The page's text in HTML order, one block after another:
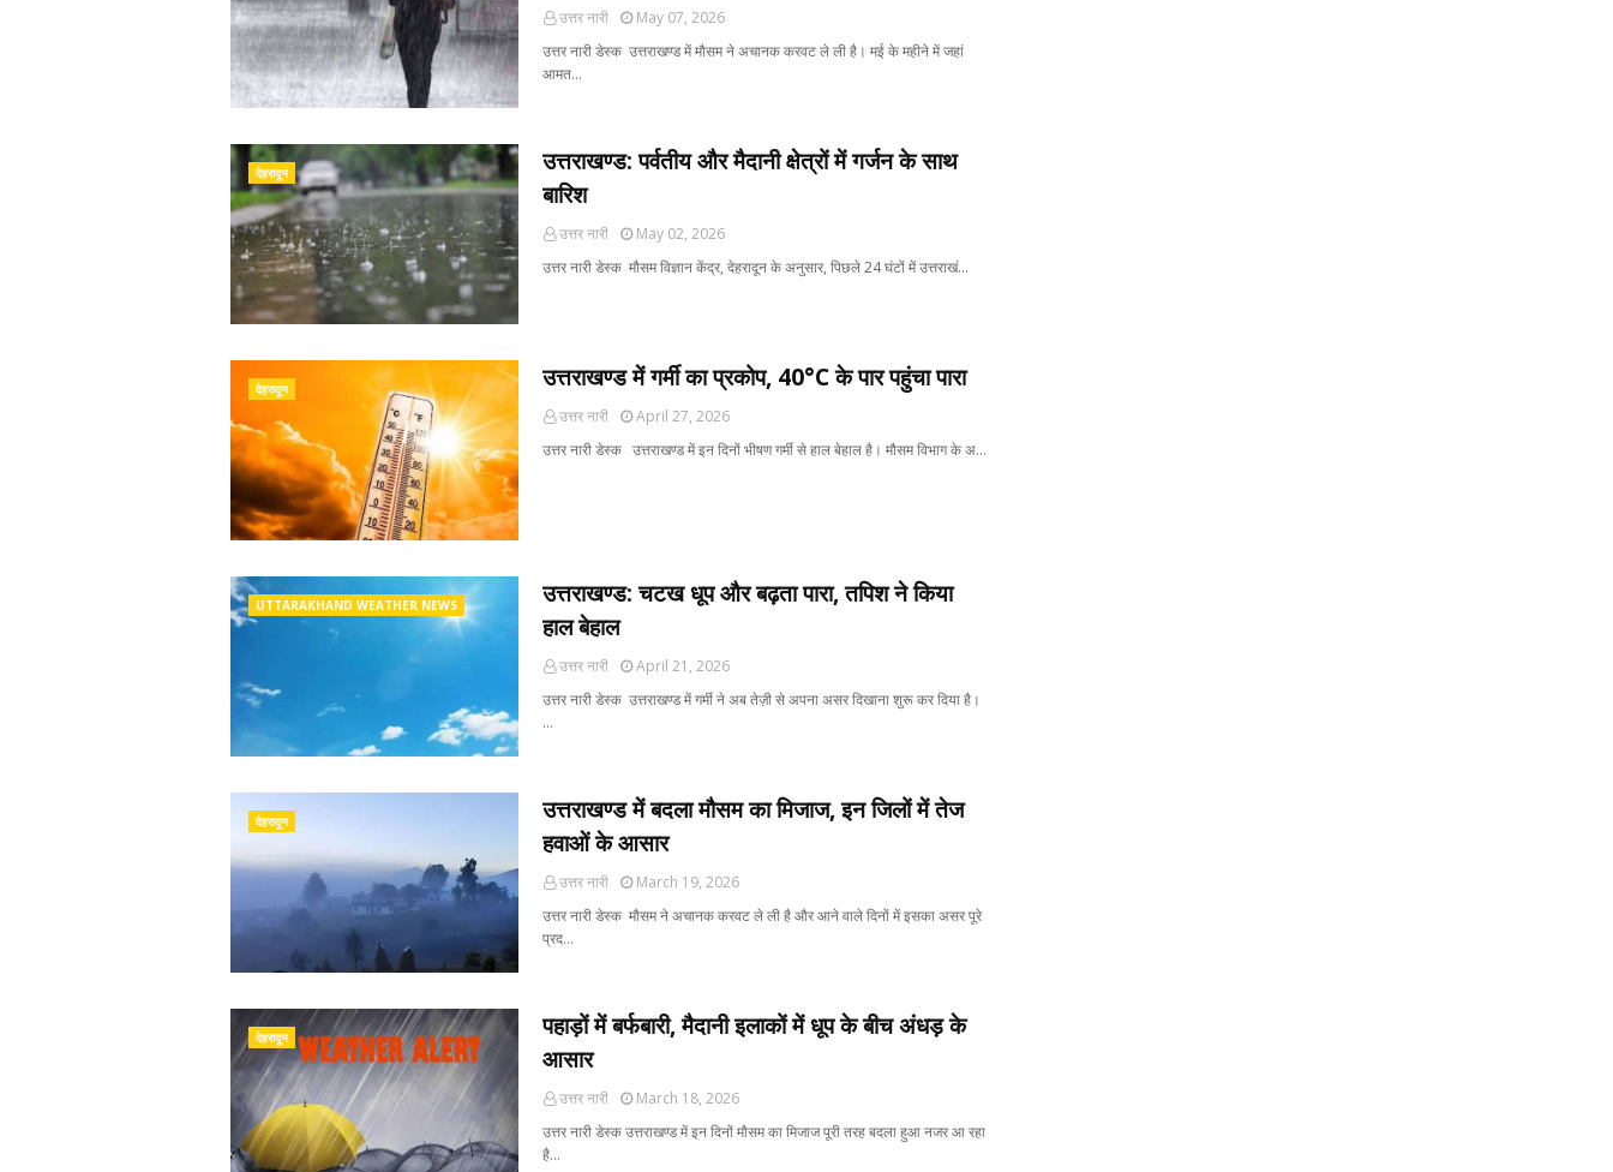
उत्तर नारी
May 07, 2026
उत्तर नारी डेस्क उत्तराखण्ड में मौसम ने अचानक करवट ले ली है। मई के महीने में जहां
आमत…
देहरादून
उत्तराखण्ड: पर्वतीय और मैदानी क्षेत्रों में गर्जन के साथ
बारिश
उत्तर नारी
May 02, 2026
उत्तर नारी डेस्क मौसम विज्ञान केंद्र, देहरादून के अनुसार, पिछले 24 घंटों में उत्तराखं…
देहरादून उत्तराखण्ड में गर्मी का प्रकोप, 40°C के पार पहुंचा पारा
उत्तर नारी
April 27, 2026
उत्तर नारी डेस्क उत्तराखण्ड में इन दिनों भीषण गर्मी से हाल बेहाल है। मौसम विभाग के अ…
UTTARAKHAND WEATHER NEWS
उत्तराखण्ड: चटख धूप और बढ़ता पारा, तपिश ने किया
हाल बेहाल
उत्तर नारी
April 21, 2026
उत्तर नारी डेस्क उत्तराखण्ड में गर्मी ने अब तेज़ी से अपना असर दिखाना शुरू कर दिया है।
…
देहरादून
उत्तराखण्ड में बदला मौसम का मिजाज, इन जिलों में तेज
हवाओं के आसार
उत्तर नारी
March 19, 2026
उत्तर नारी डेस्क मौसम ने अचानक करवट ले ली है और आने वाले दिनों में इसका असर पूरे
प्रद…
देहरादून
पहाड़ों में बर्फबारी, मैदानी इलाकों में धूप के बीच अंधड़ के
आसार
उत्तर नारी
March 18, 2026
उत्तर नारी डेस्क उत्तराखण्ड में इन दिनों मौसम का मिजाज पूरी तरह बदला हुआ नजर आ रहा
है…